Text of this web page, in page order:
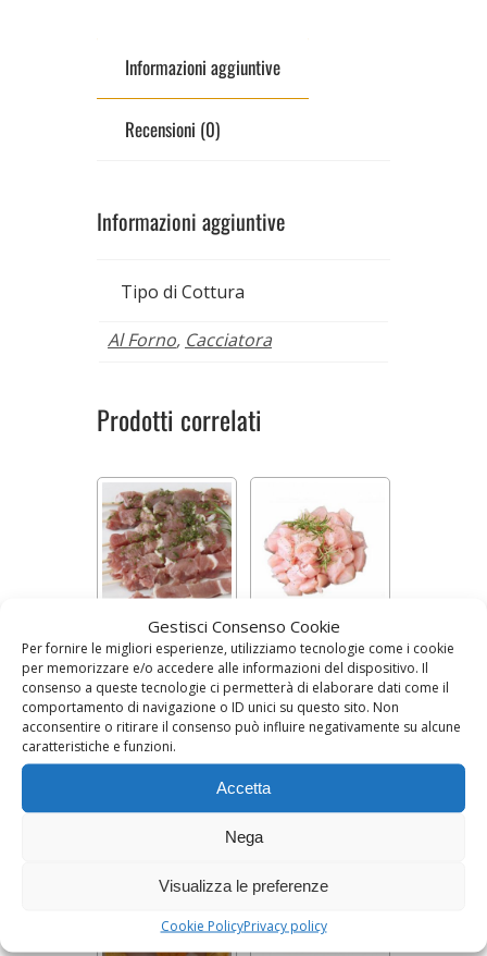
Gestisci Consenso Cookie
Per fornire le migliori esperienze, utilizziamo tecnologie come i cookie
per memorizzare e/o accedere alle informazioni del dispositivo. Il
consenso a queste tecnologie ci permetterà di elaborare dati come il
comportamento di navigazione o ID unici su questo sito. Non
acconsentire o ritirare il consenso può influire negativamente su alcune
caratteristiche e funzioni.
Accetta
Nega
Visualizza le preferenze
Cookie PolicyPrivacy policy
Informazioni aggiuntive
Recensioni (0)
Informazioni aggiuntive
Tipo di Cottura
Al Forno, Cacciatora
Prodotti correlati
ARROSTICINI DI
POLLO (500 g)
Prezzo al kg a 18,90
€
9,45€
AGGIUNGI AL CARRELLO
PETTO DI POLLO A
DADINI
Prezzo al kg a 14,90
€
14,90€
AGGIUNGI AL CARRELLO